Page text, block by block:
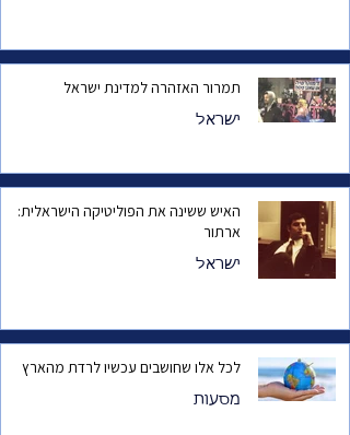
תמרור האזהרה למדינת ישראל
ישראל
האיש ששינה את הפוליטיקה הישראלית:
ארתור
ישראל
לכל אלו שחושבים עכשיו לרדת מהארץ
מסעות